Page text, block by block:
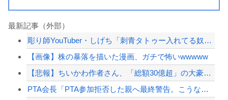
最新記事（外部）
彫り師YouTuber・しげち「刺青タトゥー入れてる奴は全員バカです」「すごい民...
【画像】株の暴落を描いた漫画、ガチで怖いwwwww
【悲報】ちいかわ作者さん、「総額30億超」の大豪邸を建てる！？ｗｗｗｗｗ
PTA会長「PTA参加拒否した親へ最終警告。こうなってもいい？」